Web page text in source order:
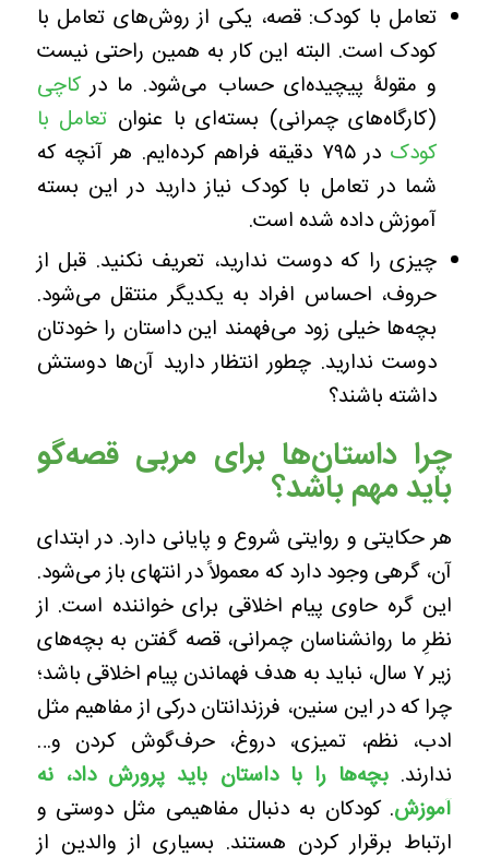
تعامل با کودک: قصه، یکی از روش‌های تعامل با
کودک است. البته این کار به همین راحتی نیست
و مقولۀ پیچیده‌ای حساب می‌شود. ما درکاچی
(کارگاه‌های چمرانی) بسته‌ای با عنوان تعامل با
کودک
در ۷۹۵ دقیقه فراهم کرده‌ایم. هر آنچه که
شما در تعامل با کودک نیاز دارید در این بسته
آموزش داده شده است.
چیزی را که دوست ندارید، تعریف نکنید. قبل از
حروف، احساس افراد به یکدیگر منتقل می‌شود.
بچه‌ها خیلی زود می‌فهمند این داستان را خودتان
دوست ندارید. چطور انتظار دارید آن‌ها دوستش
داشته باشند؟
چرا داستان‌ها برای مربی قصه‌گو
باید مهم باشد؟
هر حکایتی و روایتی شروع و پایانی دارد. در ابتدای
آن، گرهی وجود دارد که معمولاً در انتهای باز می‌شود.
این گره حاوی پیام اخلاقی برای خواننده است. از
نظرِ ما روانشناسان چمرانی، قصه گفتن به بچه‌های
زیر ۷ سال، نباید به هدف فهماندن پیام اخلاقی باشد؛
چرا که در این سنین، فرزندانتان درکی از مفاهیم مثل
ادب، نظم، تمیزی، دروغ، حرف‌گوش کردن و…
ندارند. بچه‌ها را با داستان باید پرورش داد، نه
آموزش. کودکان به دنبال مفاهیمی مثل دوستی و
ارتباط برقرار کردن هستند. بسیاری از والدین از